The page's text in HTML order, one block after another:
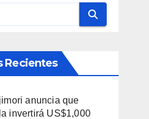
Recientes
anuncia que
invertirá US$1,000